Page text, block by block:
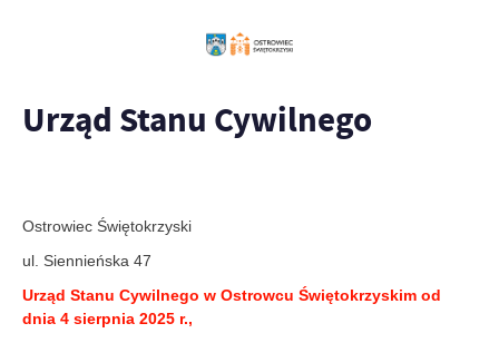
Urząd Stanu Cywilnego
Ostrowiec Świętokrzyski
ul. Siennieńska 47
Urząd Stanu Cywilnego w Ostrowcu Świętokrzyskim od
dnia 4 sierpnia 2025 r.,